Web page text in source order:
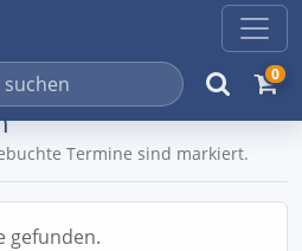
0
Termine sind markiert.
gefunden.